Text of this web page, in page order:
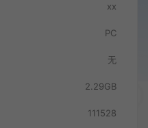
xx
PC
无
2.29GB
111528